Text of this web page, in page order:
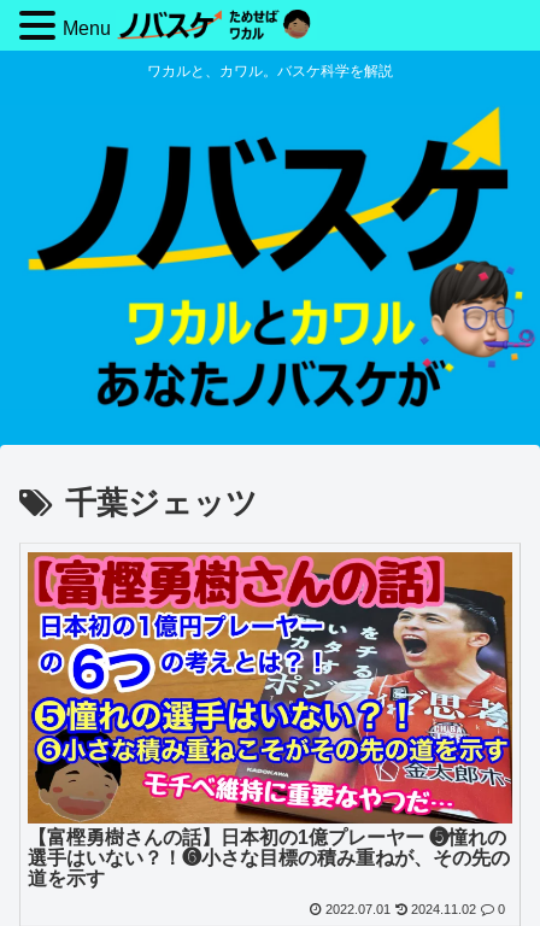
ワカルと、カワル。バスケ科学を解説
千葉ジェッツ
【富樫勇樹さんの話】日本初の1億プレーヤー ❺憧れの
選手はいない？！❻小さな目標の積み重ねが、その先の
道を示す
2022.07.01 2024.11.02 0
Menu